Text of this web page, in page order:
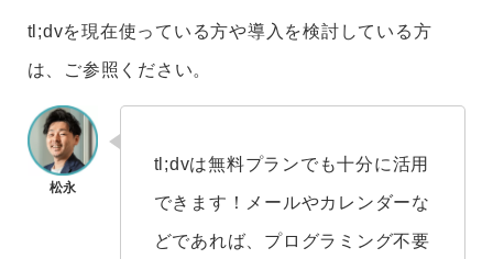
tl;dvを現在使っている方や導入を検討している方
は、ご参照ください。
tl;dvは無料プランでも十分に活用
できます！メールやカレンダーな
どであれば、プログラミング不要